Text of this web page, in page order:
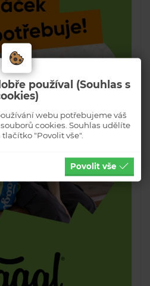
používal (Souhlas s
webu potřebujeme váš
cookies. Souhlas udělíte
"Povolit vše".
Povolit vše